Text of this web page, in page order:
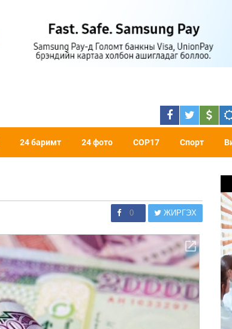
24 баримт 24 фото COP17 Спорт
0 ЖИРГЭХ